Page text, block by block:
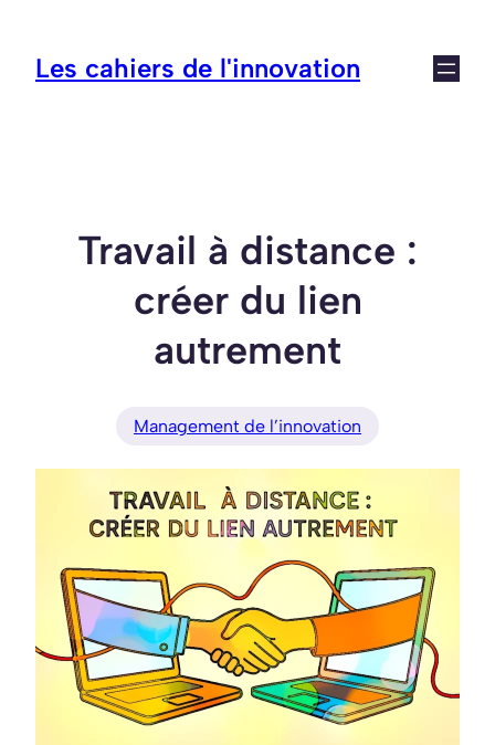
contenu
Les cahiers de l'innovation
Travail à distance :
créer du lien
autrement
Management de l’innovation